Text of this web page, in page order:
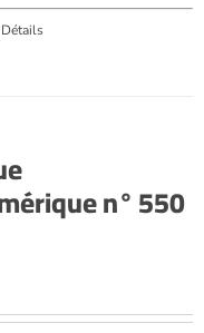
Détails
n° 550